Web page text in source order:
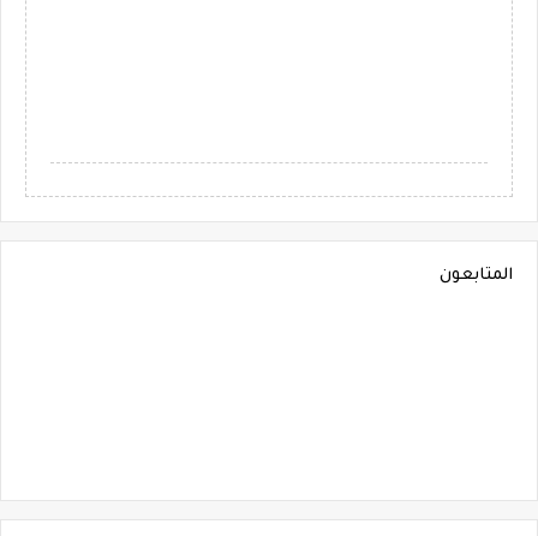
المتابعون